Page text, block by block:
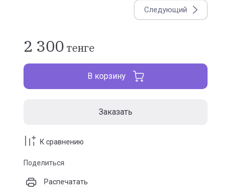
Следующий
2 300 тенге
В корзину
Заказать
К сравнению
Поделиться
Распечатать